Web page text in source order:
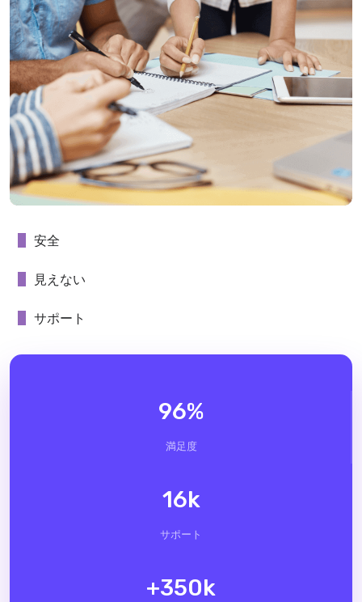
安全
見えない
サポート
96%
満足度
16k
サポート
+350k